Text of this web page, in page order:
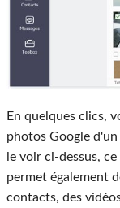
En quelques clics,
photos Google
le voir ci-dessus,
permet également
contacts, des